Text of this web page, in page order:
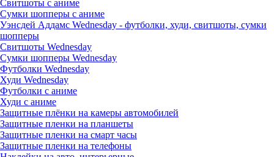
Свитшоты с аниме
Сумки шопперы с аниме
Уэнсдей Аддамс Wednesday - футболки, худи, свитшоты, сумки
шопперы
Свитшоты Wednesday
Сумки шопперы Wednesday
Футболки Wednesday
Худи Wednesday
Футболки с аниме
Худи с аниме
Защитные плёнки на камеры автомобилей
Защитные пленки на планшеты
Защитные пленки на смарт часы
Защитные пленки на телефоны